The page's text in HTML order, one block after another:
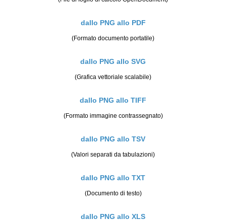
dallo PNG allo PDF
(Formato documento portatile)
dallo PNG allo SVG
(Grafica vettoriale scalabile)
dallo PNG allo TIFF
(Formato immagine contrassegnato)
dallo PNG allo TSV
(Valori separati da tabulazioni)
dallo PNG allo TXT
(Documento di testo)
dallo PNG allo XLS